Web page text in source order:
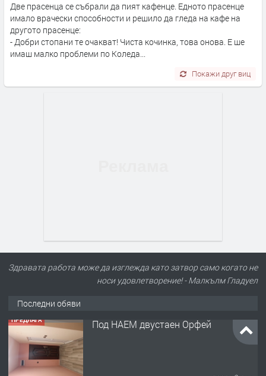
Две прасенца се събрали да пият кафенце. Едното прасенце
имало врачески способности и решило да гледа на кафе на
другото прасенце:
- Добри стопани те очакват! Чиста кочинка, това онова. Е ше
имаш малко проблеми по Коледа...
Покажи друг виц
Здравата работа може да изглежда като затвор само когато не
носи удовлетворение! - Малкълм Гладуел
Последни обяви
ПРЕДЛАГА
Нов апартамент на ул. Липа до